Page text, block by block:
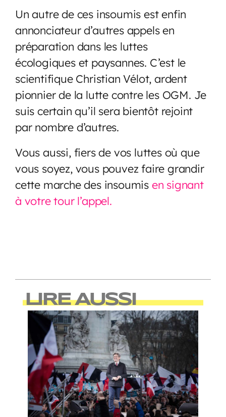
Un autre de ces insoumis est enfin
annonciateur d’autres appels en
préparation dans les luttes
écologiques et paysannes. C’est le
scientifique Christian Vélot, ardent
pionnier de la lutte contre les OGM. Je
suis certain qu’il sera bientôt rejoint
par nombre d’autres.
Vous aussi, fiers de vos luttes où que
vous soyez, vous pouvez faire grandir
cette marche des insoumis en signant
à votre tour l’appel.
LIRE AUSSI